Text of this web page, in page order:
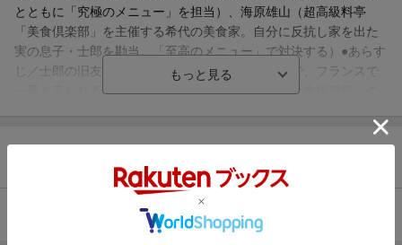
とともに「究極のメニュー」を担当）、海原雄山（超高級料亭
「美食倶楽部」を主催する希代の美食家。自分に反抗し家を出た
実の息子・士郎を勘当。「至高のメニュー」で対決する）●あらす
じ／士郎の旧友・種田が事務長を務める料理学校で、フランスで
一番と言われるシェフに講師を依頼したところ「美食倶楽部への
話）。●本巻の特徴／大原社主の思いつきで、「究極のメニュー」
の雑誌を制作することになった士郎たち。でも、ひと足早く「至
高」側に発表されてしまい…!?●その他の登場人物／山岡陽士・遊
美（士郎とゆう子の間に生まれた双子）、大原大蔵（東西新聞社
商品レビュー（7件）
総合評価：